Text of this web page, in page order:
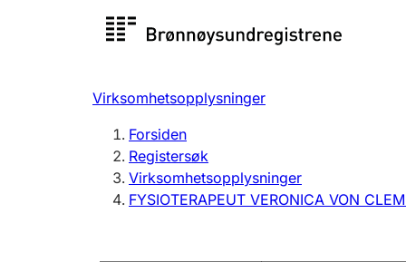
Registersøk
Registrere, endre, slette
Virksomhetsopplysninger
Forsiden
Registersøk
Virksomhetsopplysninger
FYSIOTERAPEUT VERONICA VON